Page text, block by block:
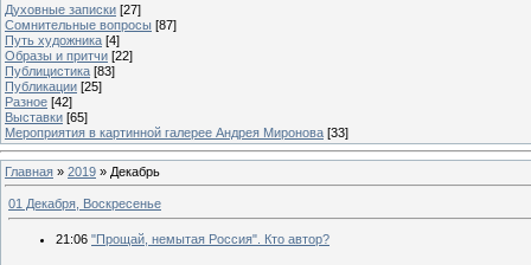
Духовные записки [27]
Сомнительные вопросы [87]
Путь художника [4]
Образы и притчи [22]
Публицистика [83]
Публикации [25]
Разное [42]
Выставки [65]
Мероприятия в картинной галерее Андрея Миронова [33]
Главная » 2019 » Декабрь
01 Декабря, Воскресенье
21:06 "Прощай, немытая Россия". Кто автор?